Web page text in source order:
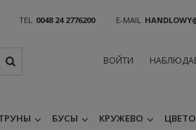
TEL 0048 24 2776200 E-MAIL
ВОЙТИ
БУСЫ КРУЖЕВО